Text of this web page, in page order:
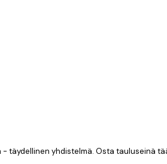
- täydellinen yhdistelmä. Osta tauluseinä